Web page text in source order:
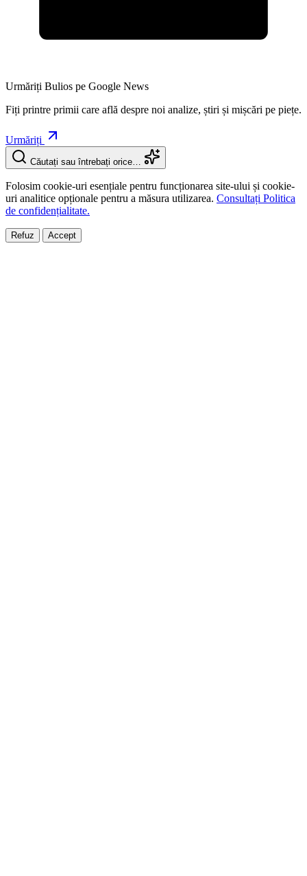
Urmăriți Bulios pe Google News
Fiți printre primii care află despre noi analize, știri și mișcări pe piețe.
Urmăriți
Căutați sau întrebați orice…
Folosim cookie-uri esențiale pentru funcționarea site-ului și cookie-
uri analitice opționale pentru a măsura utilizarea. Consultați Politica
de confidențialitate.
Refuz Accept